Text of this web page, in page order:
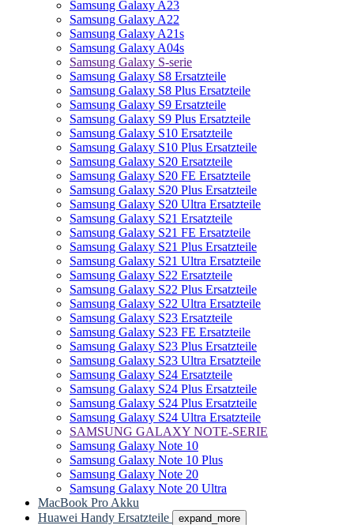
Samsung Galaxy A23
Samsung Galaxy A22
Samsung Galaxy A21s
Samsung Galaxy A04s
Samsung Galaxy S-serie
Samsung Galaxy S8 Ersatzteile
Samsung Galaxy S8 Plus Ersatzteile
Samsung Galaxy S9 Ersatzteile
Samsung Galaxy S9 Plus Ersatzteile
Samsung Galaxy S10 Ersatzteile
Samsung Galaxy S10 Plus Ersatzteile
Samsung Galaxy S20 Ersatzteile
Samsung Galaxy S20 FE Ersatzteile
Samsung Galaxy S20 Plus Ersatzteile
Samsung Galaxy S20 Ultra Ersatzteile
Samsung Galaxy S21 Ersatzteile
Samsung Galaxy S21 FE Ersatzteile
Samsung Galaxy S21 Plus Ersatzteile
Samsung Galaxy S21 Ultra Ersatzteile
Samsung Galaxy S22 Ersatzteile
Samsung Galaxy S22 Plus Ersatzteile
Samsung Galaxy S22 Ultra Ersatzteile
Samsung Galaxy S23 Ersatzteile
Samsung Galaxy S23 FE Ersatzteile
Samsung Galaxy S23 Plus Ersatzteile
Samsung Galaxy S23 Ultra Ersatzteile
Samsung Galaxy S24 Ersatzteile
Samsung Galaxy S24 Plus Ersatzteile
Samsung Galaxy S24 Plus Ersatzteile
Samsung Galaxy S24 Ultra Ersatzteile
SAMSUNG GALAXY NOTE-SERIE
Samsung Galaxy Note 10
Samsung Galaxy Note 10 Plus
Samsung Galaxy Note 20
Samsung Galaxy Note 20 Ultra
MacBook Pro Akku
Huawei Handy Ersatzteile
expand_more